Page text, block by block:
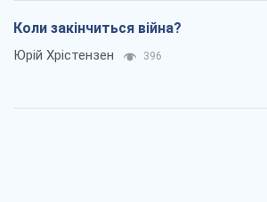
Коли закінчиться війна?
Юрій Хрістензен 396